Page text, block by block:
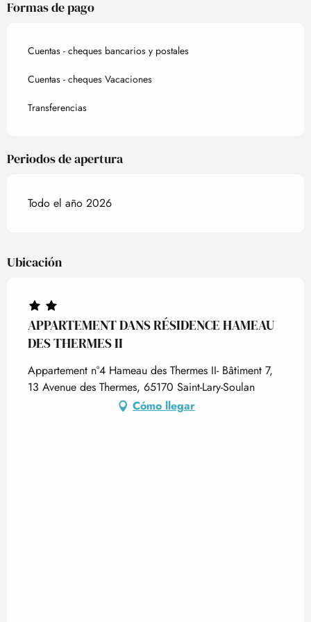
Formas de pago
Cuentas - cheques bancarios y postales
Cuentas - cheques Vacaciones
Transferencias
Periodos de apertura
Todo el año 2026
Ubicación
APPARTEMENT DANS RÉSIDENCE HAMEAU
DES THERMES II
Appartement n°4 Hameau des Thermes II- Bâtiment 7,
13 Avenue des Thermes, 65170 Saint-Lary-Soulan
Cómo llegar